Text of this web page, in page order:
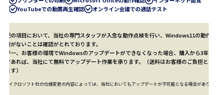
YouTubeでの動画再生確認
オンライン会議での通話テスト
上記の項目において、当社の専門スタッフが入念な動作点検を行い、Windows11の動作に
問題がないことは確認がとれております。
万が一、お客様の環境でWindowsのアップデートができなくなった場合、購入から3年以
内であれば、当社にて無料でアップデート作業を承ります。（送料はお客様のご負担とな
ります）
※マイクロソフト社の仕様変更の内容によっては、当社においてもアップデートが不可能となる場合がありま